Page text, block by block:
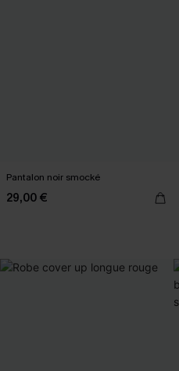
Pantalon noir smocké
29,00 €